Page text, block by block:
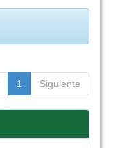
1 Siguiente